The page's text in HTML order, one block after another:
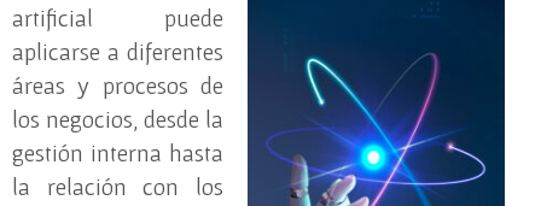
artificial puede
aplicarse a diferentes
áreas y procesos de
los negocios, desde la
gestión interna hasta
la relación con los